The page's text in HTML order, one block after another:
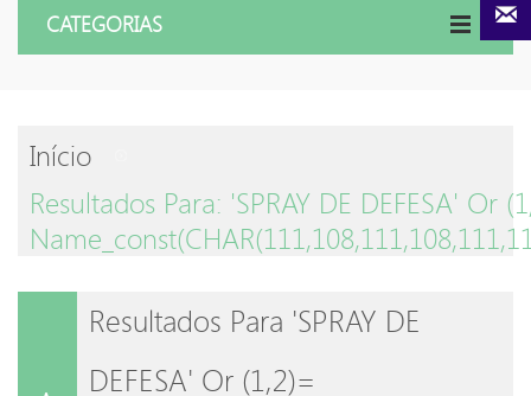
CATEGORIAS
Início
Resultados Para: 'SPRAY DE DEFESA'
Resultados Para 'SPRAY DE
DEFESA' Or (1,2)=